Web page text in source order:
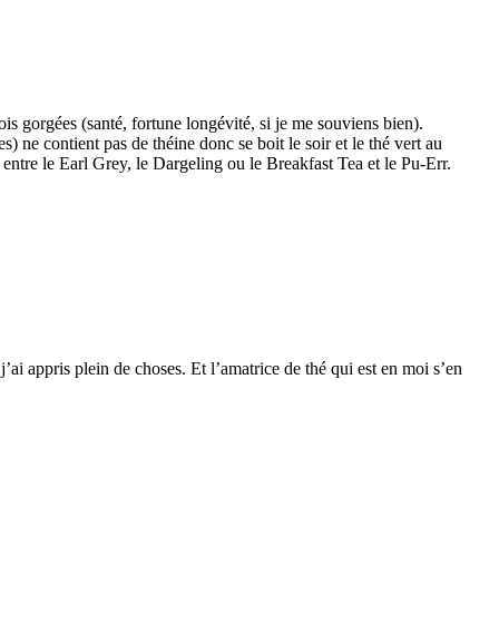
gorgées (santé, fortune longévité, si je me souviens bien).
ne contient pas de théine donc se boit le soir et le thé vert au
le Earl Grey, le Dargeling ou le Breakfast Tea et le Pu-Err.
appris plein de choses. Et l’amatrice de thé qui est en moi s’en